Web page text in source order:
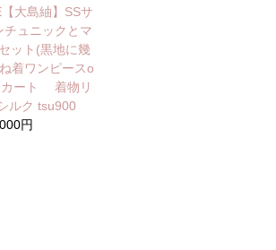
大島紬】SSサ
チュニックとマ
ット(黒地に幾
着ワンピースo
カート 着物リ
ルク tsu900
円